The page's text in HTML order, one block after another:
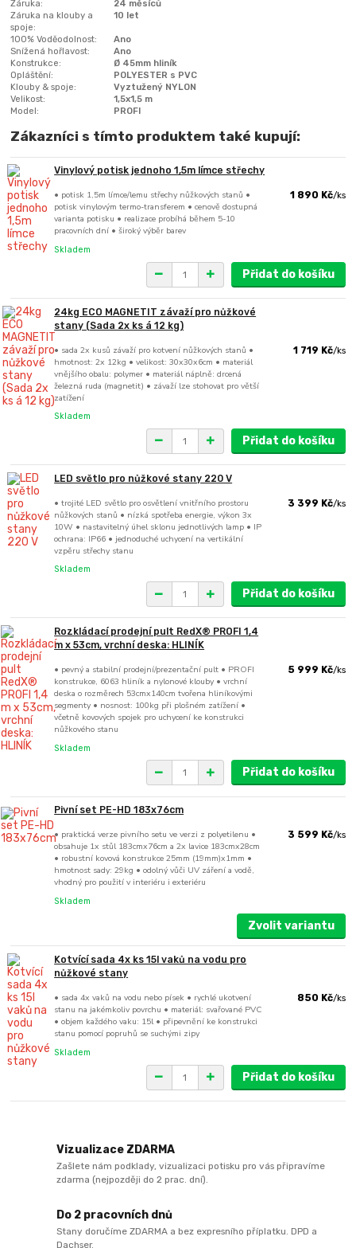
Záruka:
24 měsíců
Záruka na klouby a
spoje:
10 let
100% Voděodolnost:
Ano
Snížená hořlavost:
Ano
Konstrukce:
Ø 45mm hliník
Opláštění:
POLYESTER s PVC
Klouby & spoje:
Vyztužený NYLON
Velikost:
1,5x1,5 m
Model:
PROFI
Zákazníci s tímto produktem také kupují:
Vinylový potisk jednoho 1,5m límce střechy
• potisk 1,5m límce/lemu střechy nůžkových stanů •
potisk vinylovým termo-transferem • cenově dostupná
varianta potisku • realizace probíhá během 5-10
pracovních dní • široký výběr barev
1 890 Kč/ks
Skladem
Přidat do košíku
24kg ECO MAGNETIT závaží pro nůžkové
stany (Sada 2x ks á 12 kg)
• sada 2x kusů závaží pro kotvení nůžkových stanů •
hmotnost: 2x 12kg • velikost: 30x30x6cm • materiál
vnějšího obalu: polymer • materiál náplně: drcená
železná ruda (magnetit) • závaží lze stohovat pro větší
zatížení
1 719 Kč/ks
Skladem
Přidat do košíku
LED světlo pro nůžkové stany 220 V
• trojité LED světlo pro osvětlení vnitřního prostoru
nůžkových stanů • nízká spotřeba energie, výkon 3x
10W • nastavitelný úhel sklonu jednotlivých lamp • IP
ochrana: IP66 • jednoduché uchycení na vertikální
vzpěru střechy stanu
3 399 Kč/ks
Skladem
Přidat do košíku
Rozkládací prodejní pult RedX® PROFI 1,4
m x 53cm, vrchní deska: HLINÍK
• pevný a stabilní prodejní/prezentační pult • PROFI
konstrukce, 6063 hliník a nylonové klouby • vrchní
deska o rozměrech 53cmx140cm tvořena hliníkovými
segmenty • nosnost: 100kg při plošném zatížení •
včetně kovových spojek pro uchycení ke konstrukci
nůžkového stanu
5 999 Kč/ks
Skladem
Přidat do košíku
Pivní set PE-HD 183x76cm
• praktická verze pivního setu ve verzi z polyetilenu •
obsahuje 1x stůl 183cmx76cm a 2x lavice 183cmx28cm
• robustní kovová konstrukce 25mm (19mm)x1mm •
hmotnost sady: 29kg • odolný vůči UV záření a vodě,
vhodný pro použití v interiéru i exteriéru
3 599 Kč/ks
Skladem
Zvolit variantu
Kotvící sada 4x ks 15l vaků na vodu pro
nůžkové stany
• sada 4x vaků na vodu nebo písek • rychlé ukotvení
stanu na jakémkoliv povrchu • materiál: svařované PVC
• objem každého vaku: 15l • připevnění ke konstrukci
stanu pomocí popruhů se suchými zipy
850 Kč/ks
Skladem
Přidat do košíku
Vizualizace ZDARMA
Zašlete nám podklady, vizualizaci potisku pro vás připravíme
zdarma (nejpozději do 2 prac. dní).
Do 2 pracovních dnů
Stany doručíme ZDARMA a bez expresního příplatku. DPD a
Dachser.